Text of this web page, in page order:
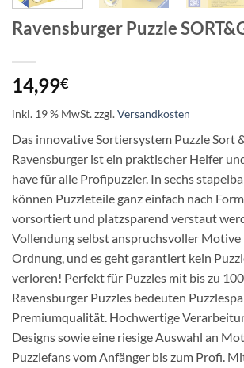
Ravensburger Puzzle
14,99€
inkl. 19 % MwSt.zzgl.Versandkosten
Das innovative Sortiersystem Puzzle Sort
Ravensburger ist ein praktischer Helfer
have für alle Profipuzzler. In sechs
können Puzzleteile ganz einfach nach
vorsortiert und platzsparend verstaut
Vollendung selbst anspruchsvoller Motive
Ordnung, und es geht garantiert kein
verloren! Perfekt für Puzzles mit bis zu
Ravensburger Puzzles bedeuten
Premiumqualität. Hochwertige
Designs sowie eine riesige Auswahl an
Puzzlefans vom Anfänger bis zum Profi.